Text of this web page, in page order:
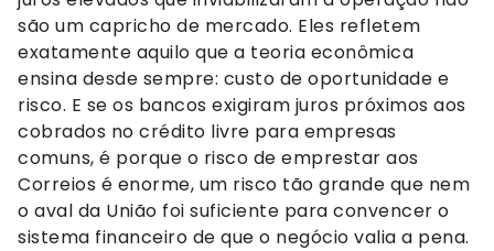
são um capricho de mercado. Eles refletem
exatamente aquilo que a teoria econômica
ensina desde sempre: custo de oportunidade e
risco. E se os bancos exigiram juros próximos aos
cobrados no crédito livre para empresas
comuns, é porque o risco de emprestar aos
Correios é enorme, um risco tão grande que nem
o aval da União foi suficiente para convencer o
sistema financeiro de que o negócio valia a pena.